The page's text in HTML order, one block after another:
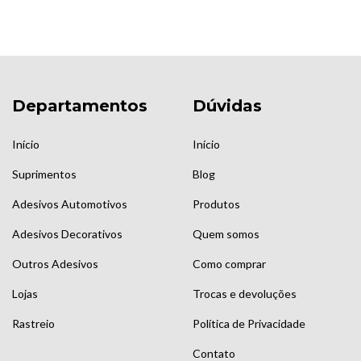
Departamentos
Início
Suprimentos
Adesivos Automotivos
Adesivos Decorativos
Outros Adesivos
Lojas
Rastreio
Dúvidas
Início
Blog
Produtos
Quem somos
Como comprar
Trocas e devoluções
Política de Privacidade
Contato